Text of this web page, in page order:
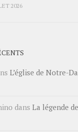
2026
L’église de Notre-
dans La légende